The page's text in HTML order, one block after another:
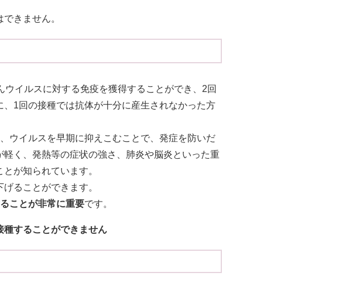
きません。
イルスに対する免疫を獲得することができ、2回
1回の接種では抗体が十分に産生されなかった方
ウイルスを早期に抑えこむことで、発症を防いだ
く、発熱等の症状の強さ、肺炎や脳炎といった重
が知られています。
ることができます。
ことが非常に重要です。
種することができません